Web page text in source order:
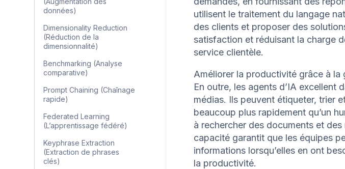
données)
Dimensionality Reduction
(Réduction de la
dimensionnalité)
Benchmarking (Analyse
comparative)
Prompt Chaining (Chaînage
rapide)
Federated Learning
(L’apprentissage fédéré)
Keyphrase Extraction
(Extraction de phrases
clés)
utilisent le traitement du langage
des clients et proposer des
satisfaction et réduisant la charge
service clientèle.
Améliorer la productivité grâce à
En outre, les agents d’IA excellent
médias. Ils peuvent étiqueter, trier
beaucoup plus rapidement qu’un
à rechercher des documents et
capacité garantit que les équipes
informations lorsqu’elles en ont
la productivité.